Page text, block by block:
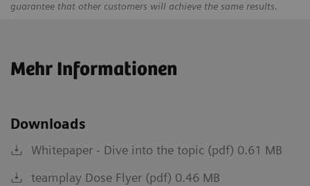
guarantee that other customers will achieve the same results.
Mehr Informationen
Downloads
Whitepaper - Dive into the topic (pdf) 0.61 MB
teamplay Dose Flyer (pdf) 0.46 MB